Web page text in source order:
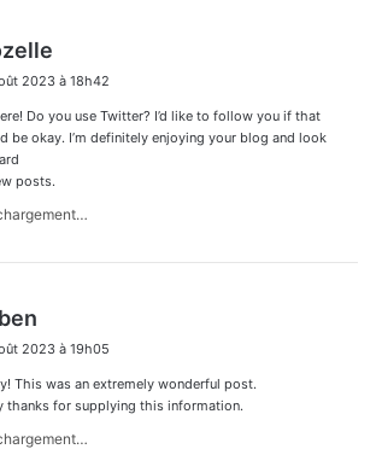
t
:
2023 à 18h42
Do you use Twitter? I’d like to follow you if that
be okay. I’m definitely enjoying your blog and look
posts.
t
:
2023 à 19h05
This was an extremely wonderful post.
thanks for supplying this information.